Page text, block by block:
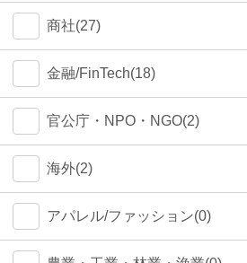
商社(27)
金融/FinTech(18)
官公庁・NPO・NGO(2)
海外(2)
アパレル/ファッション(0)